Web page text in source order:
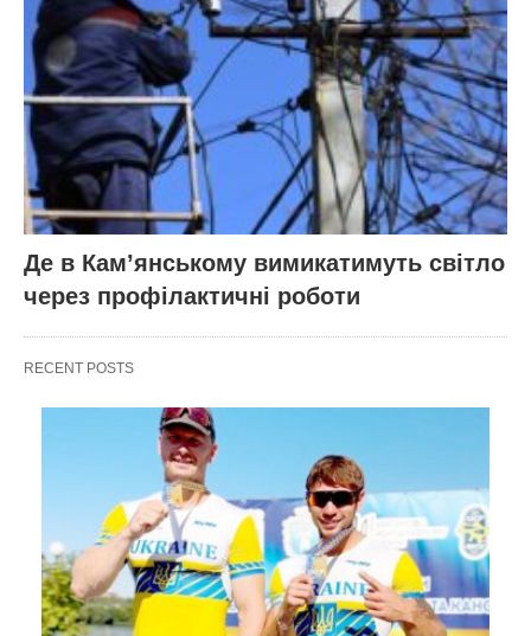
Де в Кам’янському вимикатимуть світло
через профілактичні роботи
RECENT POSTS